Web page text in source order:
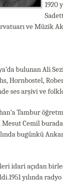
1920
ve Müzik
bulunan Ali
Hornbostel,
ses arşivi ve
Tambur
Mesut Cemil
bugünkü
idari açıdan
yılında